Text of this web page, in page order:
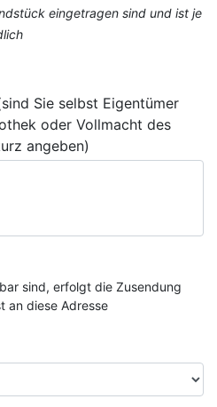
eingetragen sind und ist je
Sie selbst Eigentümer
oder Vollmacht des
angeben)
sind, erfolgt die Zusendung
an diese Adresse